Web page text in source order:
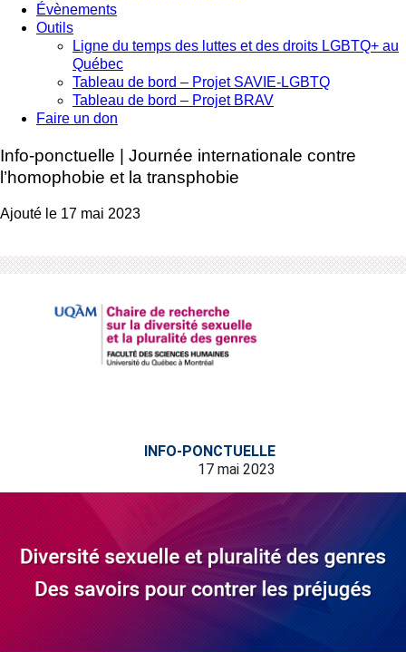
Évènements
Outils
Ligne du temps des luttes et des droits LGBTQ+ au
Québec
Tableau de bord – Projet SAVIE-LGBTQ
Tableau de bord – Projet BRAV
Faire un don
Info-ponctuelle | Journée internationale contre
l’homophobie et la transphobie
Ajouté le 17 mai 2023
INFO-PONCTUELLE
17 mai 2023